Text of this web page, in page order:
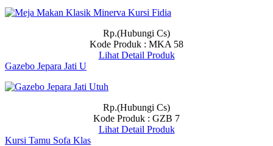
Rp.(Hubungi Cs)
Kode Produk : MKA 58
Lihat Detail Produk
Gazebo Jepara Jati U
Rp.(Hubungi Cs)
Kode Produk : GZB 7
Lihat Detail Produk
Kursi Tamu Sofa Klas